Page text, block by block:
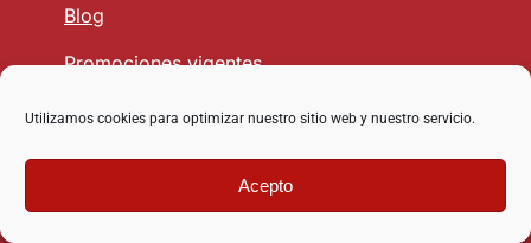
Utilizamos cookies para optimizar nuestro sitio web y nuestro servicio.
Acepto
Blog
Promociones vigentes
Seguridad y Confianza